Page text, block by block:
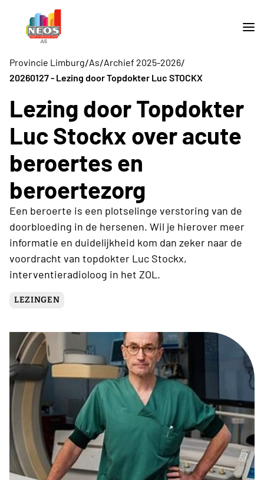
Provincie Limburg/As/Archief 2025-2026/
20260127 - Lezing door Topdokter Luc STOCKX
Lezing door Topdokter
Luc Stockx over acute
beroertes en
beroertezorg
Een beroerte is een plotselinge verstoring van de
doorbloeding in de hersenen. Wil je hierover meer
informatie en duidelijkheid kom dan zeker naar de
voordracht van topdokter Luc Stockx,
interventieradioloog in het ZOL.
LEZINGEN